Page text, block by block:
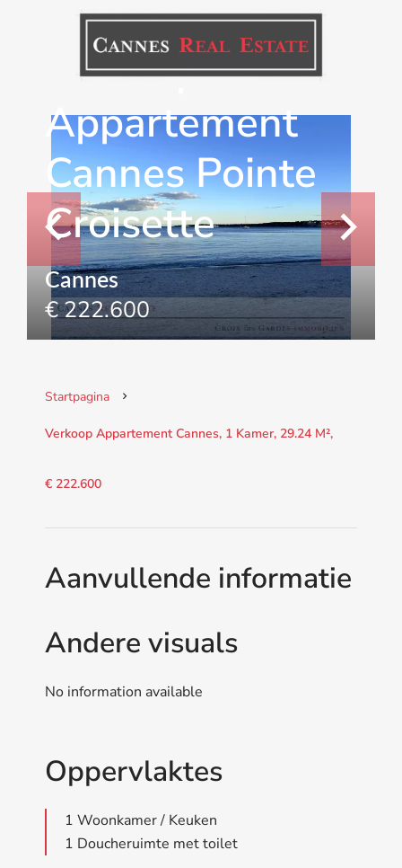
Verkoop
Appartement
Cannes Pointe
Croisette
Cannes
€ 222.600
Startpagina
Verkoop Appartement Cannes, 1 Kamer, 29.24 M²,
€ 222.600
Aanvullende informatie
Andere visuals
No information available
Oppervlaktes
1 Woonkamer / Keuken
1 Doucheruimte met toilet